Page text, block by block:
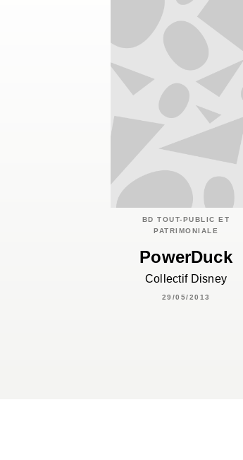
BD TOUT-PUBLIC ET
PATRIMONIALE
PowerDuck
Collectif Disney
29/05/2013